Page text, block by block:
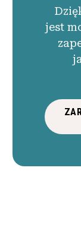
jest